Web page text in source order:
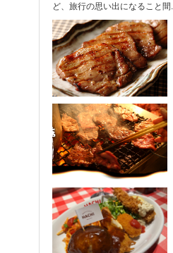
ど、旅行の思い出になること間...